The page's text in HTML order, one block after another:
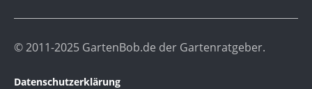
© 2011-2025 GartenBob.de der Gartenratgeber.
Datenschutzerklärung